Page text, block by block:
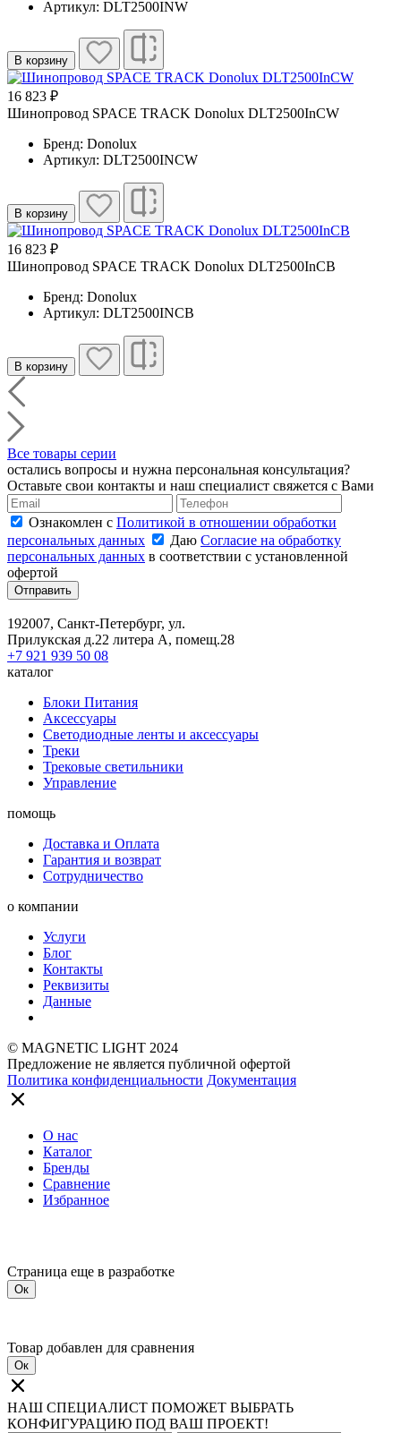
Артикул: DLT2500INW
В корзину
16 823 ₽
Шинопровод SPACE TRACK Donolux DLT2500InCW
Бренд: Donolux
Артикул: DLT2500INCW
В корзину
16 823 ₽
Шинопровод SPACE TRACK Donolux DLT2500InCB
Бренд: Donolux
Артикул: DLT2500INCB
В корзину
Все товары серии
остались вопросы и нужна персональная консультация?
Оставьте свои контакты и наш специалист свяжется с Вами
Ознакомлен с Политикой в отношении обработки
персональных данных
Даю Согласие на обработку
персональных данных в соответствии с установленной
офертой
Отправить
192007, Санкт-Петербург, ул.
Прилукская д.22 литера А, помещ.28
+7 921 939 50 08
каталог
Блоки Питания
Аксессуары
Светодиодные ленты и аксессуары
Треки
Трековые светильники
Управление
помощь
Доставка и Оплата
Гарантия и возврат
Сотрудничество
о компании
Услуги
Блог
Контакты
Реквизиты
Данные
© MAGNETIC LIGHT 2024
Предложение не является публичной офертой
Политика конфиденциальности Документация
О нас
Каталог
Бренды
Сравнение
Избранное
Страница еще в разработке
Ок
Товар добавлен для сравнения
Ок
НАШ СПЕЦИАЛИСТ ПОМОЖЕТ ВЫБРАТЬ
КОНФИГУРАЦИЮ ПОД ВАШ ПРОЕКТ!